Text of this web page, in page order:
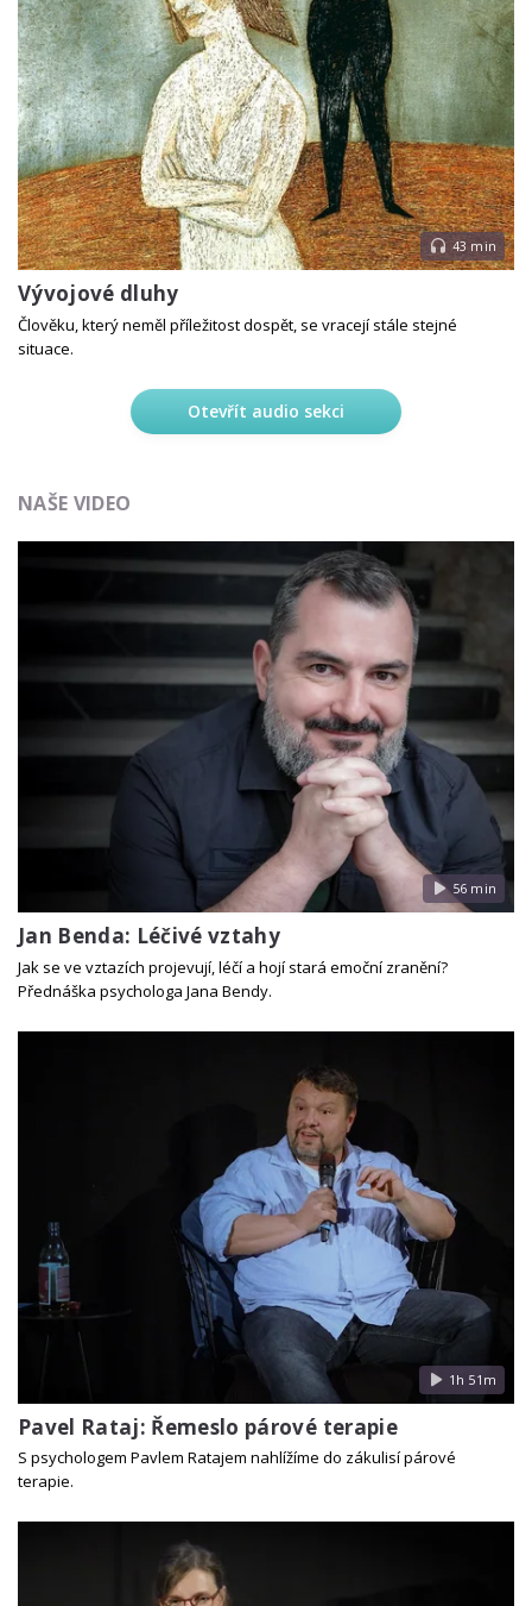
43 min
Vývojové dluhy
Člověku, který neměl příležitost dospět, se vracejí stále stejné
situace.
Otevřít audio sekci
NAŠE VIDEO
56 min
Jan Benda: Léčivé vztahy
Jak se ve vztazích projevují, léčí a hojí stará emoční zranění?
Přednáška psychologa Jana Bendy.
1h 51m
Pavel Rataj: Řemeslo párové terapie
S psychologem Pavlem Ratajem nahlížíme do zákulisí párové
terapie.